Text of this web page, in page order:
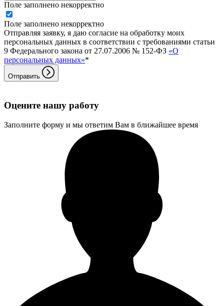
Поле заполнено некорректно
Поле заполнено некорректно
Отправляя заявку, я даю согласие на обработку моих
персональных данных в соответствии с требованиями статьи
9 Федерального закона от 27.07.2006 № 152-ФЗ «О
персональных данных»*
Отправить
Оцените нашу работу
Заполните форму и мы ответим Вам в ближайшее время